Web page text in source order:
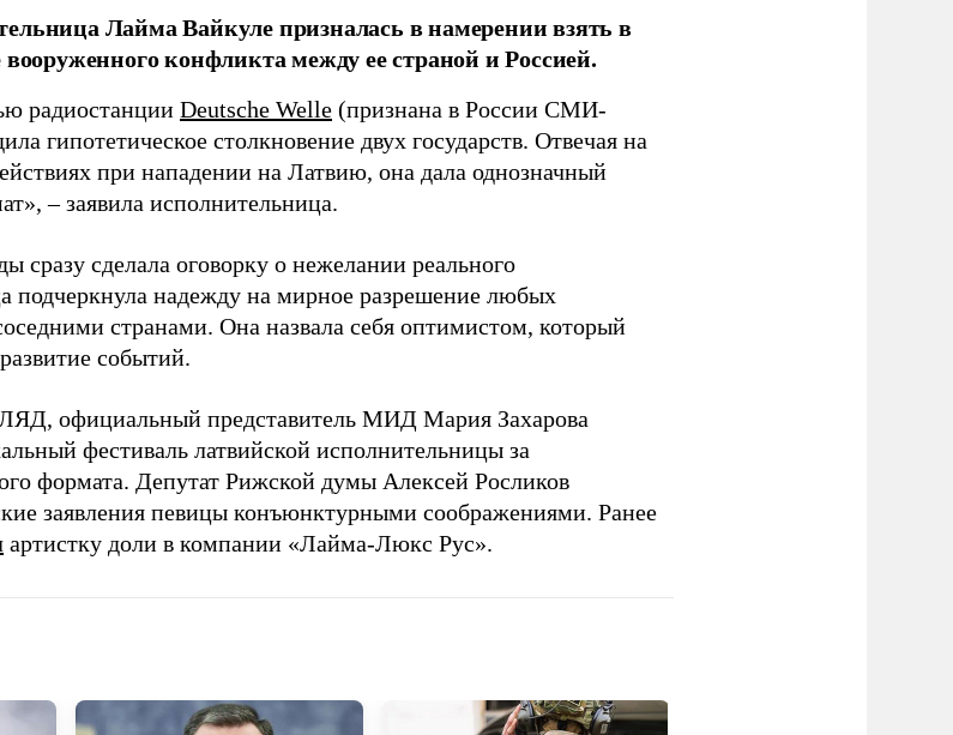
Лайма Вайкуле призналась в намерении взять в
конфликта между ее страной и Россией.
радиостанции Deutsche Welle (признана в России СМИ-
гипотетическое столкновение двух государств. Отвечая на
при нападении на Латвию, она дала однозначный
– заявила исполнительница.
сразу сделала оговорку о нежелании реального
подчеркнула надежду на мирное разрешение любых
странами. Она назвала себя оптимистом, который
событий.
официальный представитель МИД Мария Захарова
фестиваль латвийской исполнительницы за
формата. Депутат Рижской думы Алексей Росликов
заявления певицы конъюнктурными соображениями. Ранее
артистку доли в компании «Лайма-Люкс Рус».